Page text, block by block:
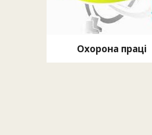
Охорона праці